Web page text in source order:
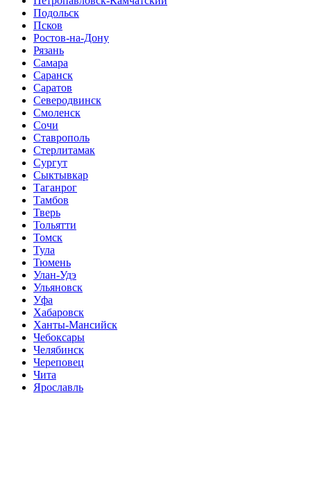
Подольск
Псков
Ростов-на-Дону
Рязань
Самара
Саранск
Саратов
Северодвинск
Смоленск
Сочи
Ставрополь
Стерлитамак
Сургут
Сыктывкар
Таганрог
Тамбов
Тверь
Тольятти
Томск
Тула
Тюмень
Улан-Удэ
Ульяновск
Уфа
Хабаровск
Ханты-Мансийск
Чебоксары
Челябинск
Череповец
Чита
Ярославль